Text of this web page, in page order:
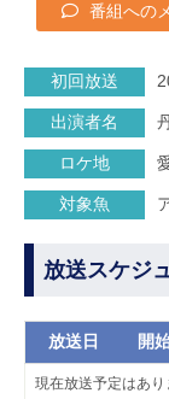
番組への
初回放送
出演者名
ロケ地
対象魚
放送スケジ
放送日 開
現在放送予定はあり